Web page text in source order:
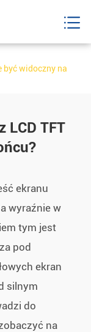
być widoczny na
LCD TFT
ekranu
wyraźnie w
tym jest
pod
ekran
silnym
do
na